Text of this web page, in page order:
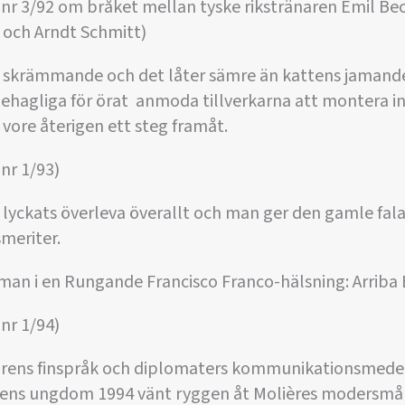
3/92 om bråket mellan tyske rikstränaren Emil
Arndt Schmitt)
och det låter sämre än kattens
för örat  anmoda tillverkarna att montera
återigen ett steg framåt.
1/93)
överleva överallt och man ger den gamle
i en Rungande Francisco Franco-hälsning: Arriba
1/94)
finspråk och diplomaters kommunikationsmedel
ungdom 1994 vänt ryggen åt Molières